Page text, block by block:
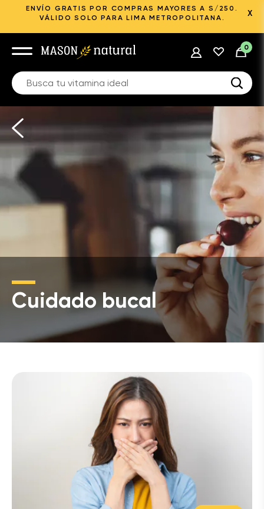
ENVÍO GRATIS POR COMPRAS MAYORES A S/250.
VÁLIDO SOLO PARA LIMA METROPOLITANA.
X
0
Cuidado bucal